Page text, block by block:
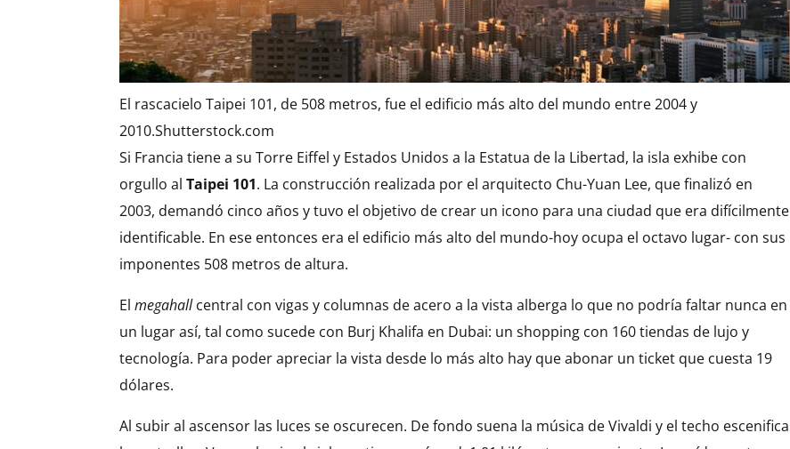
El rascacielo Taipei 101, de 508 metros, fue el edificio más alto del mundo entre 2004 y
2010.Shutterstock.com
Si Francia tiene a su Torre Eiffel y Estados Unidos a la Estatua de la Libertad, la isla exhibe con
orgullo alTaipei 101. La construcción realizada por el arquitecto Chu-Yuan Lee, que finalizó en
2003, demandó cinco años y tuvo el objetivo de crear un icono para una ciudad que era difícilmente
identificable. En ese entonces era el edificio más alto del mundo-hoy ocupa el octavo lugar- con sus
imponentes 508 metros de altura.
Elmegahallcentral con vigas y columnas de acero a la vista alberga lo que no podría faltar nunca en
un lugar así, tal como sucede con Burj Khalifa en Dubai: un shopping con 160 tiendas de lujo y
tecnología. Para poder apreciar la vista desde lo más alto hay que abonar un ticket que cuesta 19
dólares.
Al subir al ascensor las luces se oscurecen. De fondo suena la música de Vivaldi y el techo escenifica